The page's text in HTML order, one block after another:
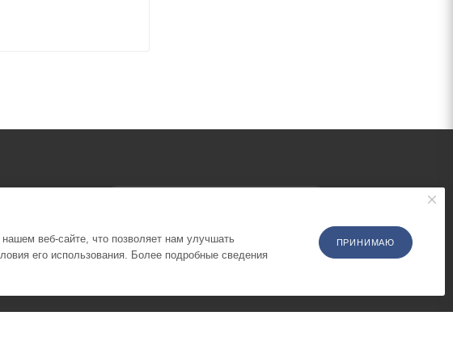
4к3 1
ПОЛИТИКА КОНФИДЕНЦИАЛЬНОСТИ
веб-сайте, что позволяет нам улучшать
его использования. Более подробные сведения
ПРИНИМАЮ